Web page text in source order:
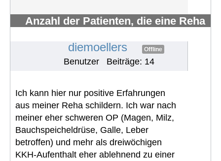
Anzahl der Patienten, die eine Reha
diemoellers Offline
Benutzer Beiträge: 14
Ich kann hier nur positive Erfahrungen
aus meiner Reha schildern. Ich war nach
meiner eher schweren OP (Magen, Milz,
Bauchspeicheldrüse, Galle, Leber
betroffen) und mehr als dreiwöchigen
KKH-Aufenthalt eher ablehnend zu einer